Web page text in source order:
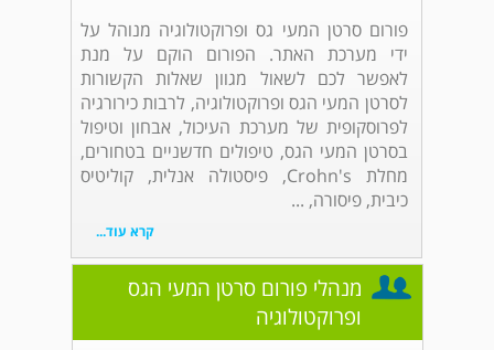
פורום סרטן המעי גס ופרוקטולוגיה מנוהל על
ידי מערכת האתר. הפורום הוקם על מנת
לאפשר לכם לשאול מגוון שאלות הקשורות
לסרטן המעי הגס ופרוקטולוגיה, לרבות כירורגיה
לפרוסקופית של מערכת העיכול, אבחון וטיפול
בסרטן המעי הגס, טיפולים חדשניים בטחורים,
מחלת Crohn's, פיסטולה אנלית, קוליטיס
כיבית, פיסורה, ...
קרא עוד...
מנהלי פורום סרטן המעי הגס
ופרוקטולוגיה